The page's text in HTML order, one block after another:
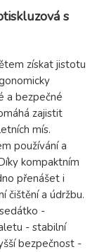
s
získat jistotu
a bezpečné
zajistit
mís.
používání a
kompaktním
přenášet i
čištění a údržbu.
-
- stabilní
bezpečnost -